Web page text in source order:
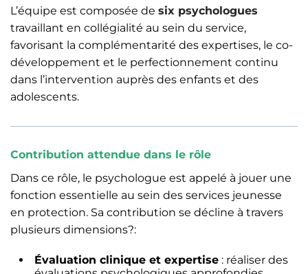
L’équipe est composée de six psychologues
travaillant en collégialité au sein du service,
favorisant la complémentarité des expertises, le co-
développement et le perfectionnement continu
dans l’intervention auprès des enfants et des
adolescents.
Contribution attendue dans le rôle
Dans ce rôle, le psychologue est appelé à jouer une
fonction essentielle au sein des services jeunesse
en protection. Sa contribution se décline à travers
plusieurs dimensions?:
Évaluation clinique et expertise : réaliser des